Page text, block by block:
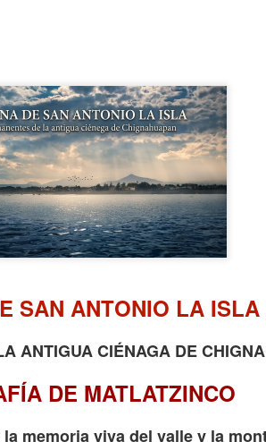
SAN ANTONIO LA ISLA
ANTIGUA CIÉNAGA DE
DE MATLATZINCO
memoria viva del valle y la
EN CADA JUGADA
AQUÍ: ÚNETE HOY.
DECISIONES
que surgen donde el balón